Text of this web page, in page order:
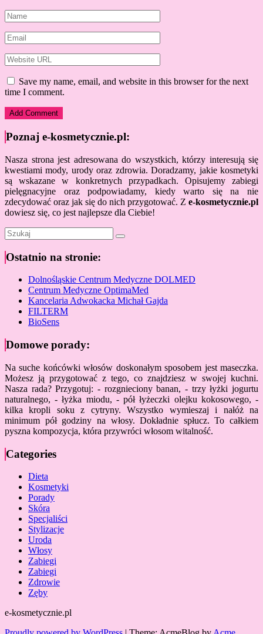
Save my name, email, and website in this browser for the next
time I comment.
Poznaj e-kosmetycznie.pl:
Nasza strona jest adresowana do wszystkich, którzy interesują się
kwestiami mody, urody oraz zdrowia. Doradzamy, jakie kosmetyki
są wskazane w konkretnych przypadkach. Opisujemy zabiegi
pielęgnacyjne oraz podpowiadamy, kiedy warto się na nie
zdecydować oraz jak się do nich przygotować. Z e-kosmetycznie.pl
dowiesz się, co jest najlepsze dla Ciebie!
Ostatnio na stronie:
Dolnośląskie Centrum Medyczne DOLMED
Centrum Medyczne OptimaMed
Kancelaria Adwokacka Michał Gajda
FILTERM
BioSens
Domowe porady:
Na suche końcówki włosów doskonałym sposobem jest maseczka.
Możesz ją przygotować z tego, co znajdziesz w swojej kuchni.
Nasza rada? Przygotuj: - rozgnieciony banan, - trzy łyżki jogurtu
naturalnego, - łyżka miodu, - pół łyżeczki olejku kokosowego, -
kilka kropli soku z cytryny. Wszystko wymieszaj i nałóż na
minimum pół godziny na włosy. Dokładnie spłucz. To całkiem
pyszna kompozycja, która przywróci włosom witalność.
Categories
Dieta
Kosmetyki
Porady
Skóra
Specjaliści
Stylizacje
Uroda
Włosy
Zabiegi
Zabiegi
Zdrowie
Zęby
e-kosmetycznie.pl